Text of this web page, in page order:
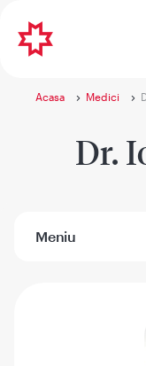
Acasa Medici
Dr.
Meniu